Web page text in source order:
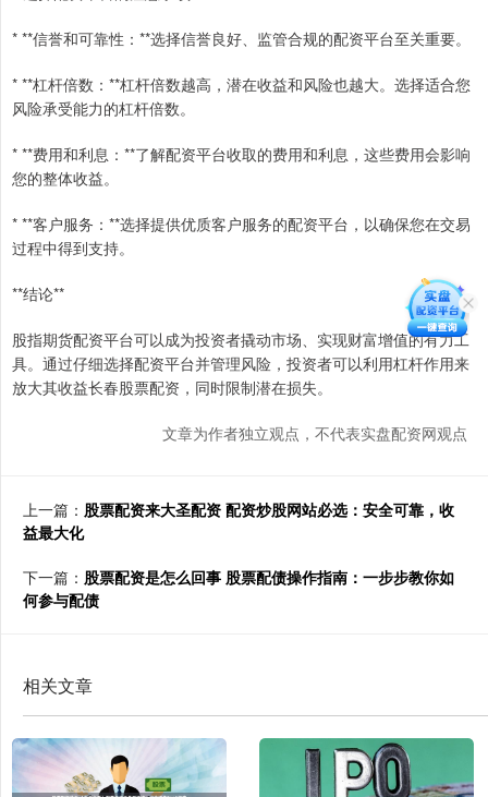
* **信誉和可靠性：**选择信誉良好、监管合规的配资平台至关重要。
* **杠杆倍数：**杠杆倍数越高，潜在收益和风险也越大。选择适合您
风险承受能力的杠杆倍数。
* **费用和利息：**了解配资平台收取的费用和利息，这些费用会影响
您的整体收益。
* **客户服务：**选择提供优质客户服务的配资平台，以确保您在交易
过程中得到支持。
**结论**
股指期货配资平台可以成为投资者撬动市场、实现财富增值的有力工
具。通过仔细选择配资平台并管理风险，投资者可以利用杠杆作用来
放大其收益长春股票配资，同时限制潜在损失。
文章为作者独立观点，不代表实盘配资网观点
上一篇： 股票配资来大圣配资 配资炒股网站必选：安全可靠，收
益最大化
下一篇： 股票配资是怎么回事 股票配债操作指南：一步步教你如
何参与配债
相关文章